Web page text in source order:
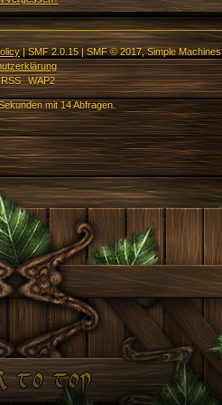
|SMF 2.0.15 | SMF © 2017,Simple Machines
RSS WAP2
mit 14 Abfragen.